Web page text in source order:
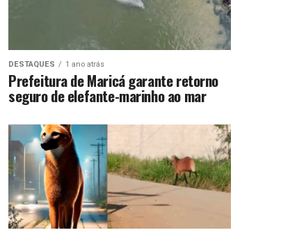
DESTAQUES 1 ano atrás
Prefeitura de Maricá garante retorno
seguro de elefante-marinho ao mar